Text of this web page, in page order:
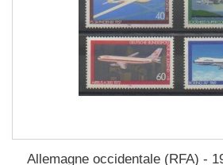
Allemagne occidentale (RFA) -